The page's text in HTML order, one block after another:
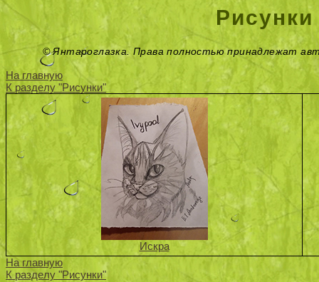
Рисунки
© Янтароглазка. Права полностью принадлежат
На главную
К разделу "Рисунки"
Искра
На главную
К разделу "Рисунки"